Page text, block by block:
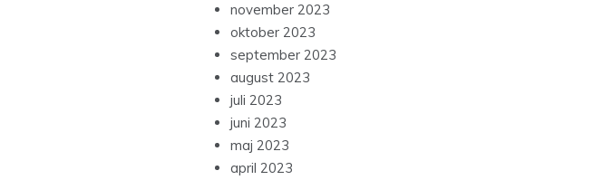
november 2023
oktober 2023
september 2023
august 2023
juli 2023
juni 2023
maj 2023
april 2023